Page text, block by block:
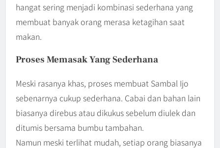
hangat sering menjadi kombinasi sederhana yang
membuat banyak orang merasa ketagihan saat
makan.
Proses Memasak Yang Sederhana
Meski rasanya khas, proses membuat Sambal Ijo
sebenarnya cukup sederhana. Cabai dan bahan lain
biasanya direbus atau dikukus sebelum diulek dan
ditumis bersama bumbu tambahan.
Namun meski terlihat mudah, setiap orang biasanya